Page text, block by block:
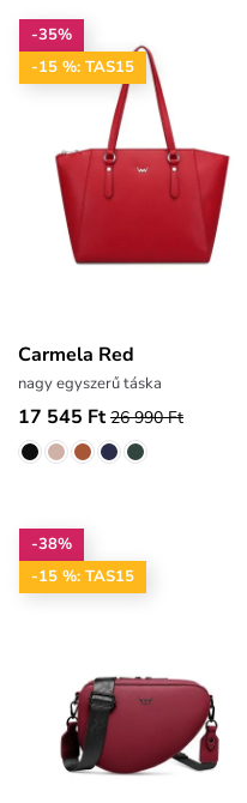
-35%
-15 %: TAS15
Carmela Red
nagy egyszerű táska
17 545 Ft 26 990 Ft
-38%
-15 %: TAS15